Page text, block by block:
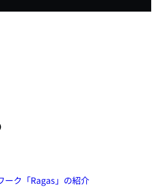
ーク「Ragas」の紹介